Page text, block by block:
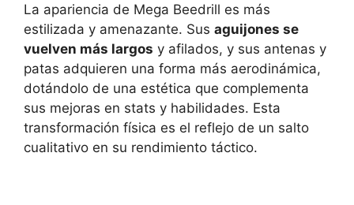
La apariencia de Mega Beedrill es más
estilizada y amenazante. Sus aguijones se
vuelven más largos y afilados, y sus antenas y
patas adquieren una forma más aerodinámica,
dotándolo de una estética que complementa
sus mejoras en stats y habilidades. Esta
transformación física es el reflejo de un salto
cualitativo en su rendimiento táctico.